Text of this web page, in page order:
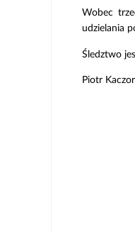
Wobec
udzielania
Śledztwo
Piotr